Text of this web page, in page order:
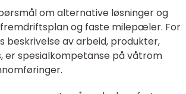
om alternative løsninger og
fremdriftsplan og faste milepæler. For
beskrivelse av arbeid, produkter,
er spesialkompetanse på våtrom